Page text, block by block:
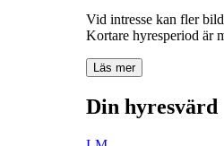
Vid intresse kan fler
Kortare hyresperiod är
Läs mer
Din hyresvärd